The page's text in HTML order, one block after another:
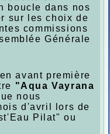
boucle dans nos
sur les choix de
commissions
Générale
avant première
"Aqua Vayrana
nous
d'avril lors de
Pilat" ou